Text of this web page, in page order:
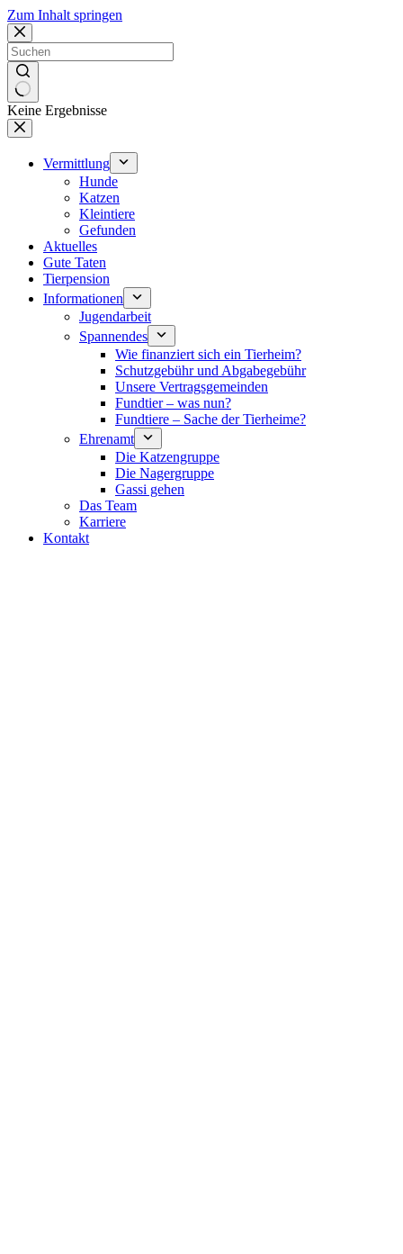
Zum Inhalt springen
Keine Ergebnisse
Vermittlung
Hunde
Katzen
Kleintiere
Gefunden
Aktuelles
Gute Taten
Tierpension
Informationen
Jugendarbeit
Spannendes
Wie finanziert sich ein Tierheim?
Schutzgebühr und Abgabegebühr
Unsere Vertragsgemeinden
Fundtier – was nun?
Fundtiere – Sache der Tierheime?
Ehrenamt
Die Katzengruppe
Die Nagergruppe
Gassi gehen
Das Team
Karriere
Kontakt